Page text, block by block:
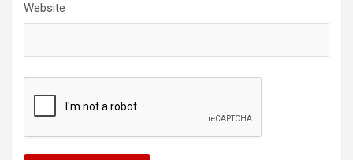
Website